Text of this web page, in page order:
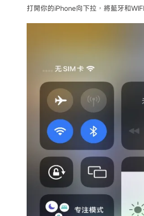
打開你的iPhone向下拉，將藍牙和